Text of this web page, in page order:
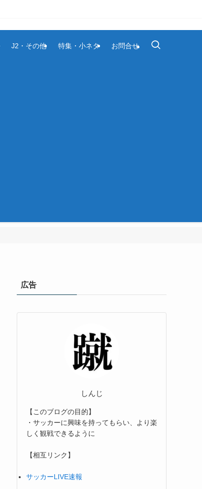
J2・その他 特集・小ネタ お問合せ
広告
しんじ
【このブログの目的】
・サッカーに興味を持ってもらい、より楽
しく観戦できるように
【相互リンク】
サッカーLIVE速報